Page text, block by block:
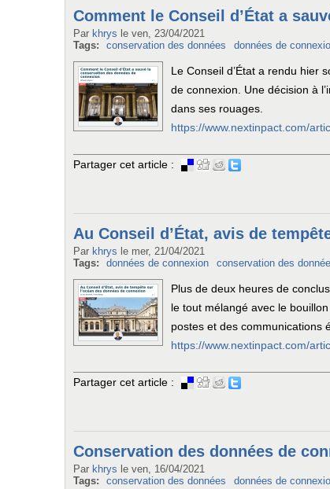
Comment le Conseil d’État a
Par khrys le ven, 23/04/2021
Tags:
conservation des données données de
Le Conseil d’État a rendu hier
de connexion. Une décision à
dans ses rouages.
https://www.nextinpact.com/
Partager cet article :
Au Conseil d’État, avis de
Par khrys le mer, 21/04/2021
Tags:
données de connexion conservation des
Plus de deux heures de
le tout mélangé avec le
postes et des communications
https://www.nextinpact.com/
Partager cet article :
Conservation des données de
Par khrys le ven, 16/04/2021
Tags:
conservation des données données de